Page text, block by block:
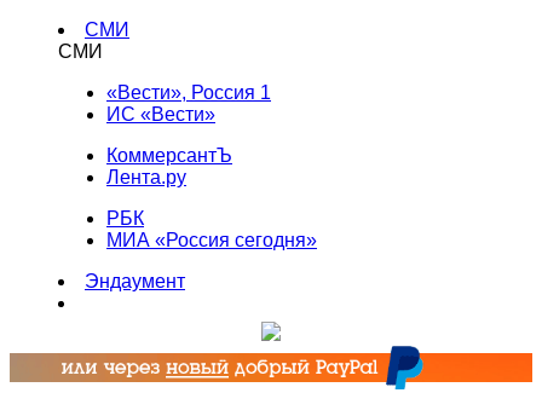
СМИ
СМИ
«Вести», Россия 1
ИС «Вести»
КоммерсантЪ
Лента.ру
РБК
МИА «Россия сегодня»
Эндаумент